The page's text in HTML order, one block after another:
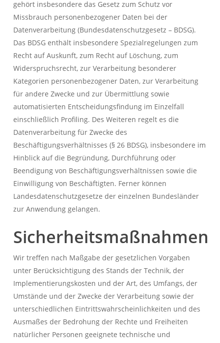
gehört insbesondere das Gesetz zum Schutz vor
Missbrauch personenbezogener Daten bei der
Datenverarbeitung (Bundesdatenschutzgesetz – BDSG).
Das BDSG enthält insbesondere Spezialregelungen zum
Recht auf Auskunft, zum Recht auf Löschung, zum
Widerspruchsrecht, zur Verarbeitung besonderer
Kategorien personenbezogener Daten, zur Verarbeitung
für andere Zwecke und zur Übermittlung sowie
automatisierten Entscheidungsfindung im Einzelfall
einschließlich Profiling. Des Weiteren regelt es die
Datenverarbeitung für Zwecke des
Beschäftigungsverhältnisses (§ 26 BDSG), insbesondere im
Hinblick auf die Begründung, Durchführung oder
Beendigung von Beschäftigungsverhältnissen sowie die
Einwilligung von Beschäftigten. Ferner können
Landesdatenschutzgesetze der einzelnen Bundesländer
zur Anwendung gelangen.
Sicherheitsmaßnahmen
Wir treffen nach Maßgabe der gesetzlichen Vorgaben
unter Berücksichtigung des Stands der Technik, der
Implementierungskosten und der Art, des Umfangs, der
Umstände und der Zwecke der Verarbeitung sowie der
unterschiedlichen Eintrittswahrscheinlichkeiten und des
Ausmaßes der Bedrohung der Rechte und Freiheiten
natürlicher Personen geeignete technische und